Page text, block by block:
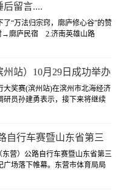
后留言....
“万法归宗窍，廓庐修心谷”的赞
→廓庐民宿 2.济南英雄山路
泉村→廓庐民宿
站）10月29日成功举办
大奖赛(滨州站)在滨州市北海经济
研员孙建勇表示，接下来将继续
动我省全民健身运动发展。
自行车赛暨山东省第三
幕
东营）公路自行车赛暨山东省第三
场落下帷幕。东营市体育局局
同为专业组（团体）前3名颁